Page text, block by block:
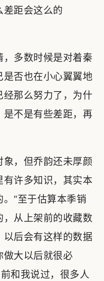
差距会这么的
，多数时候是对着秦
是否也在小心翼翼地
经那么努力了，为什
是不是有些差距，再
，但乔韵还未厚颜
许多知识，其实本
“至于估算本季销
从上架前的收藏数
以后会有这样的数据
做大以后就很必
和我说过，很多人